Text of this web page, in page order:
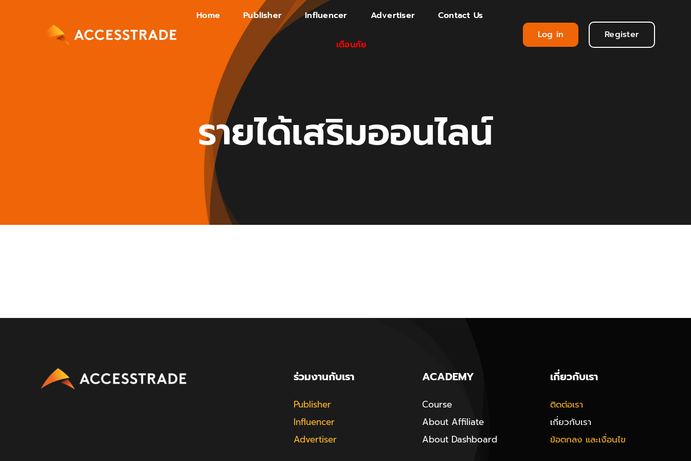
Home Publisher Influencer Advertiser Contact Us
เตือนภัย
Log in Register
รายได้เสริมออนไลน์
ร่วมงานกับเรา
Publisher
Influencer
Advertiser
ACADEMY
Course
About Affiliate
About Dashboard
เกี่ยวกับเรา
ติดต่อเรา
เกี่ยวกับเรา
ข้อตกลง และเงื่อนไข